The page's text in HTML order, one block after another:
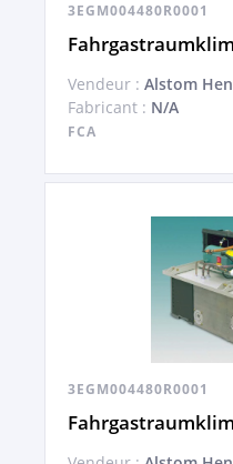
3EGM004480R0001
Vendeur : Alstom
Fabricant : N/A
FCA
3EGM004480R0001